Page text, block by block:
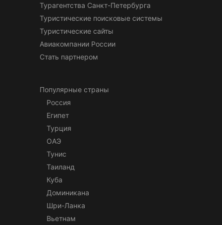
Турагентства Санкт-Петербурга
Туристические поисковые системы
Туристические сайты
Авиакомпании России
Стать партнером
Популярные страны
Россия
Египет
Турция
ОАЭ
Тунис
Таиланд
Куба
Доминикана
Шри-Ланка
Вьетнам